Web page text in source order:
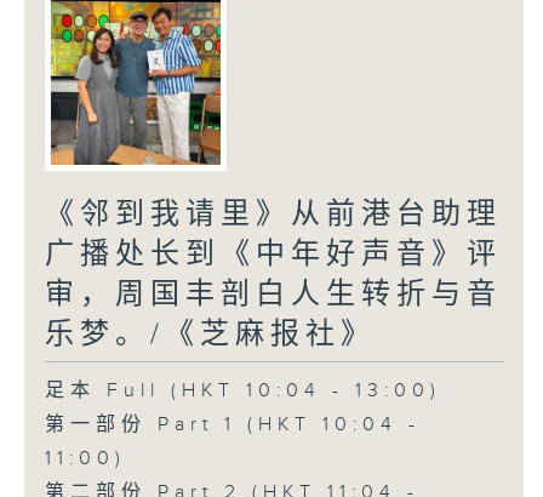
《邻到我请里》从前港台助理
广播处长到《中年好声音》评
审，周国丰剖白人生转折与音
乐梦。/《芝麻报社》
足本 Full (HKT 10:04 - 13:00)
第一部份 Part 1 (HKT 10:04 -
11:00)